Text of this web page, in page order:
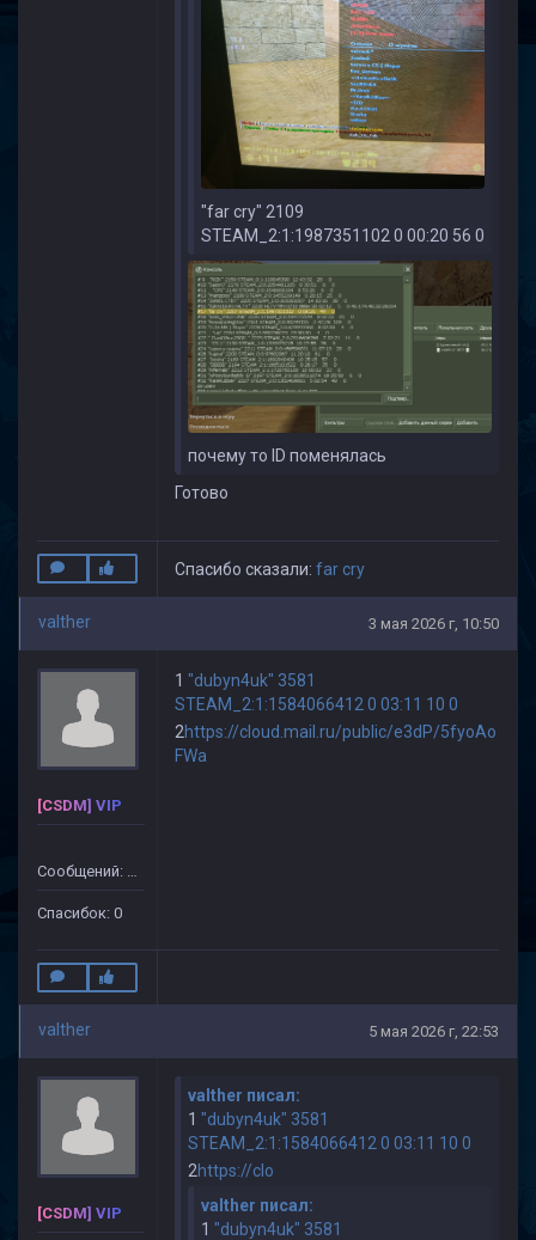
"far cry" 2109
STEAM_2:1:1987351102 0 00:20 56 0
почему то ID поменялась
Готово
Спасибо сказали: far cry
valther 3 мая 2026 г, 10:50
[CSDM] VIP
Спасибок: 0
1 "dubyn4uk" 3581
STEAM_2:1:1584066412 0 03:11 10 0
2https://cloud.mail.ru/public/e3dP/5fyoAo
FWa
valther 5 мая 2026 г, 22:53
[CSDM] VIP
valther писал:
1 "dubyn4uk" 3581
STEAM_2:1:1584066412 0 03:11 10 0
2https://clo
valther писал:
1 "dubyn4uk" 3581